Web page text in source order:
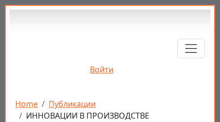
Перейти к основному содержанию
Войти
Строка навигации
Home
Публикации
ИННОВАЦИИ В ПРОИЗВОДСТВЕ